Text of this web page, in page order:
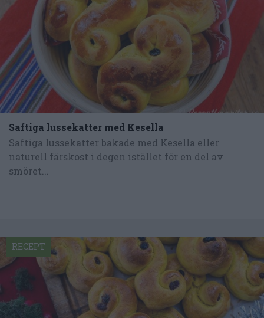
Saftiga lussekatter med Kesella
Saftiga lussekatter bakade med Kesella eller
naturell färskost i degen istället för en del av
smöret...
RECEPT